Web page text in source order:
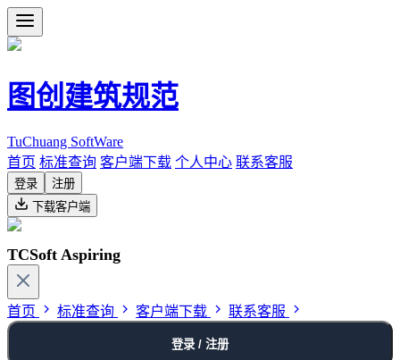
图创建筑规范
TuChuang SoftWare
首页 标准查询 客户端下载 个人中心 联系客服
登录
注册
下载客户端
TCSoft Aspiring
首页 标准查询 客户端下载 联系客服
登录 / 注册